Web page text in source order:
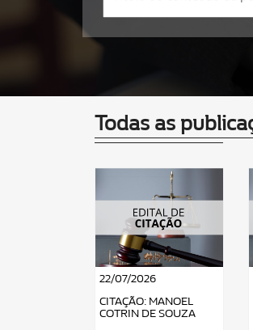
Todas as
22/07/2026
CITAÇÃO: MANOEL
COTRIN DE SOUZA